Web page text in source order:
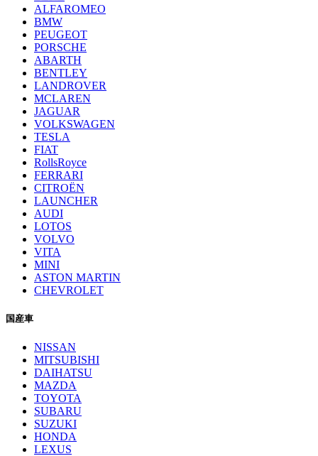
ALFAROMEO
BMW
PEUGEOT
PORSCHE
ABARTH
BENTLEY
LANDROVER
MCLAREN
JAGUAR
VOLKSWAGEN
TESLA
FIAT
RollsRoyce
FERRARI
CITROËN
LAUNCHER
AUDI
LOTOS
VOLVO
VITA
MINI
ASTON MARTIN
CHEVROLET
国産車
NISSAN
MITSUBISHI
DAIHATSU
MAZDA
TOYOTA
SUBARU
SUZUKI
HONDA
LEXUS